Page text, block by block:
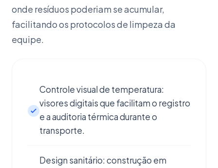
onde resíduos poderiam se acumular,
facilitando os protocolos de limpeza da
equipe.
Controle visual de temperatura:
visores digitais que facilitam o registro
e a auditoria térmica durante o
transporte.
Design sanitário: construção em